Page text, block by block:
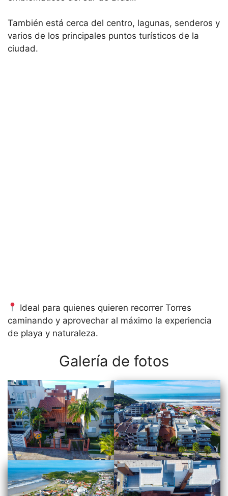
También está cerca del centro, lagunas, senderos y
varios de los principales puntos turísticos de la
ciudad.
Ideal para quienes quieren recorrer Torres
caminando y aprovechar al máximo la experiencia
de playa y naturaleza.
Galería de fotos